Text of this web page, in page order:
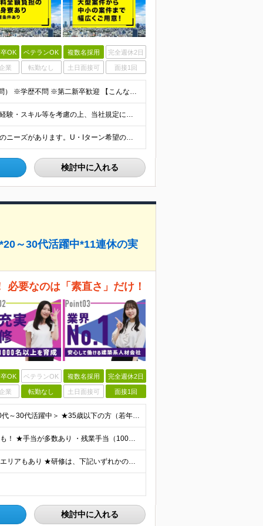
OK ベテランOK 複数名採用 完全週休2日
業 転勤なし 土日面接可 面接1回
■建設技術者として実務経験をお持ちの方（経験年数不問） ※学歴不問 ※第二新卒歓迎 【こんな方はぜひご応募ください】 ■九州で働きたい ■大手ゼネコンのプロジェクトに関わってみたい ■福利厚生が整
【正社員】 月給24万8,950円以上＋賞与年2回 ※年齢・経験・スキル等を考慮の上、当社規定により決定します。 ※残業代、通勤交通費は別途全額支給しています。 【契約社員】 月給28万2,080円
■九州エリアの派遣先での就業 ※日本全国に建設技術者のニーズがあります。U・Iターン希望の方も歓迎しておりますので、ご希望を気軽にお聞かせください。 ◆本社／東京都港区赤坂3-8-15 THE AK
検討中に入れる
～30代活躍中*11連休の実
要なのは「素直さ」だけ！
OK ベテランOK 複数名採用 完全週休2日
業 転勤なし 土日面接可 面接1回
＜学歴不問・第二新卒歓迎！業界、職種未経験歓迎！20代～30代活躍中＞ ★35歳以下の方（若年層の長期キャリア形成を図るため） ★フリーター・正社員未経験・社会人未経験OK ★転職回数が多い方もぜひ
★月収35万円も可能！ ★ゆくゆくは年収700～800万円も！ ★手当が多数あり ・残業手当（100％）★1分単位で支給 ・資格手当（最大月6万円） ・結婚/出産祝金（最大3万円） 【首都圏・北関東
★勤務地は希望を最大限考慮 ★直行直帰OK ★車通勤のエリアもあり ★研修は、下記いずれかの研修センターで行います ・東京校（東京本社とアクセスは同様） ・大阪校（大阪府大阪市中央区道修町 2-1-1
検討中に入れる